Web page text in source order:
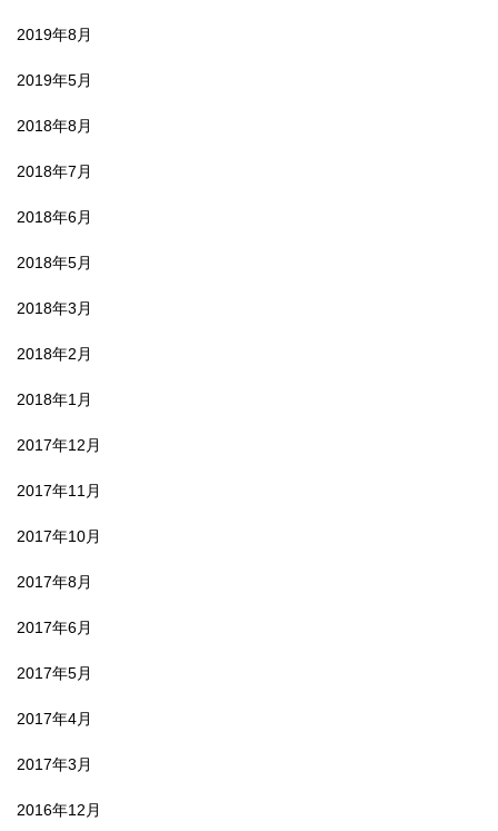
2019年8月
2019年5月
2018年8月
2018年7月
2018年6月
2018年5月
2018年3月
2018年2月
2018年1月
2017年12月
2017年11月
2017年10月
2017年8月
2017年6月
2017年5月
2017年4月
2017年3月
2016年12月